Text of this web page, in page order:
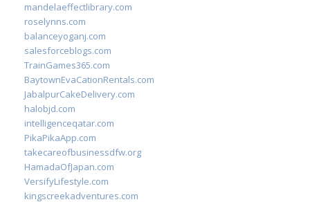
mandelaeffectlibrary.com
roselynns.com
balanceyoganj.com
salesforceblogs.com
TrainGames365.com
BaytownEvaCationRentals.com
JabalpurCakeDelivery.com
halobjd.com
intelligenceqatar.com
PikaPikaApp.com
takecareofbusinessdfw.org
HamadaOfJapan.com
VersifyLifestyle.com
kingscreekadventures.com